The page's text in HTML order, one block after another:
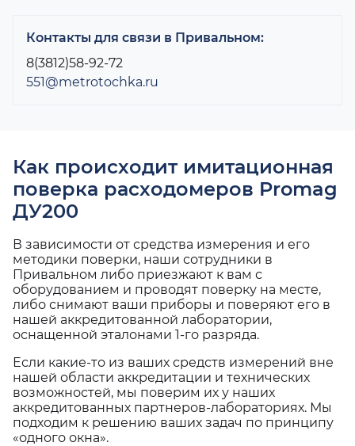
Контакты для связи в Привальном:
8(3812)58-92-72
551@metrotochka.ru
Как происходит имитационная
поверка расходомеров Promag
ДУ200
В зависимости от средства измерения и его
методики поверки, наши сотрудники в
Привальном либо приезжают к вам с
оборудованием и проводят поверку на месте,
либо снимают ваши приборы и поверяют его в
нашей аккредитованной лаборатории,
оснащенной эталонами 1-го разряда.
Если какие-то из ваших средств измерений вне
нашей области аккредитации и технических
возможностей, мы поверим их у наших
аккредитованных партнеров-лабораториях. Мы
подходим к решению ваших задач по принципу
«одного окна».